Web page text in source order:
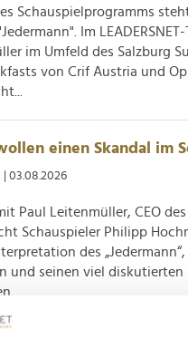
Schauspielprogramms
Im
im Umfeld des Salzburg
von Crif Austria und
einen Skandal im
| 03.08.2026
Paul Leitenmüller, CEO
Schauspieler Philipp
des
und seinen viel